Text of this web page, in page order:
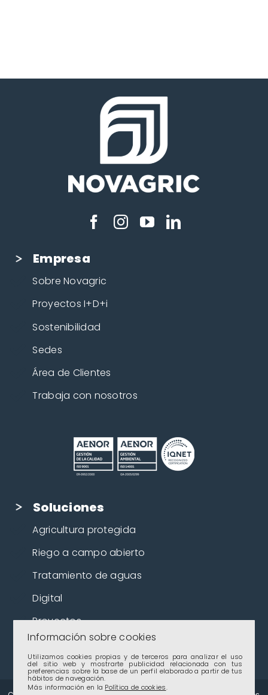
Empresa
Sobre Novagric
Proyectos I+D+i
Sostenibilidad
Sedes
Área de Clientes
Trabaja con nosotros
Soluciones
Agricultura protegida
Riego a campo abierto
Tratamiento de aguas
Digital
Proyectos
Cultivos
Información sobre cookies
Utilizamos cookies propias y de terceros para analizar el uso
del sitio web y mostrarte publicidad relacionada con tus
preferencias sobre la base de un perfil elaborado a partir de tus
hábitos de navegación.
Más información en la Política de cookies.